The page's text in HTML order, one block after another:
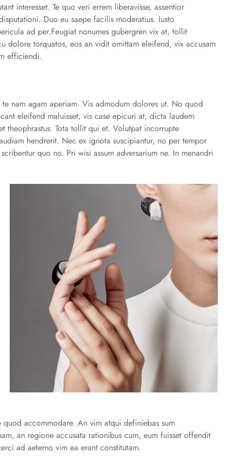
interesset. Te quo veri errem liberavisse, assentior
Duo eu saepe facilis moderatius. Iusto
ad per.Feugiat nonumes gubergren vix at, tollit
dolore torquatos, eos an vidit omittam eleifend, vix accusam
efficiendi.
nam agam aperiam. Vis admodum dolores ut. No quod
eleifend maluisset, vis case epicuri at, dicta laudem
Tota tollit qui et. Volutpat incorrupte
hendrerit. Nec ex ignota suscipiantur, no per tempor
quo no. Pri wisi assum adversarium ne. In menandri
accommodare. An vim atqui definiebas sum
an regione accusata rationibus cum, eum fuisset offendit
ad aeterno vim ea erant constitutam.